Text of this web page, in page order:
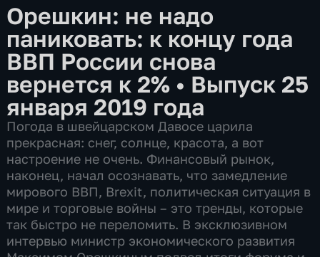
Орешкин: не надо
паниковать: к концу года
ВВП России снова
вернется к 2% • Выпуск 25
января 2019 года
Погода в швейцарском Давосе царила
прекрасная: снег, солнце, красота, а вот
настроение не очень. Финансовый рынок,
наконец, начал осознавать, что замедление
мирового ВВП, Brexit, политическая ситуация в
мире и торговые войны – это тренды, которые
так быстро не переломить. В эксклюзивном
интервью министр экономического развития